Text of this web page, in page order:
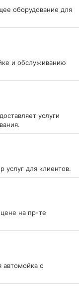
оборудование для
и обслуживанию
услуги
услуг для клиентов.
на пр-те
автомойка с